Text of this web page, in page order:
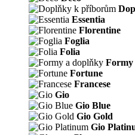
Essentia
Florentine
Foglia
Folia
Formy
Fortune
Francese
Gio
Gio Blue
Gio Gold
Gio